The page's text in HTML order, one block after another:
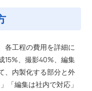
各工程の費用を詳細に
15%、撮影40%、編集
、内製化する部分と外
「編集は社内で対応」